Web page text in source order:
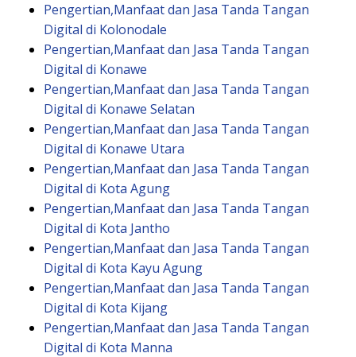
Pengertian,Manfaat dan Jasa Tanda Tangan
Digital di Kolonodale
Pengertian,Manfaat dan Jasa Tanda Tangan
Digital di Konawe
Pengertian,Manfaat dan Jasa Tanda Tangan
Digital di Konawe Selatan
Pengertian,Manfaat dan Jasa Tanda Tangan
Digital di Konawe Utara
Pengertian,Manfaat dan Jasa Tanda Tangan
Digital di Kota Agung
Pengertian,Manfaat dan Jasa Tanda Tangan
Digital di Kota Jantho
Pengertian,Manfaat dan Jasa Tanda Tangan
Digital di Kota Kayu Agung
Pengertian,Manfaat dan Jasa Tanda Tangan
Digital di Kota Kijang
Pengertian,Manfaat dan Jasa Tanda Tangan
Digital di Kota Manna